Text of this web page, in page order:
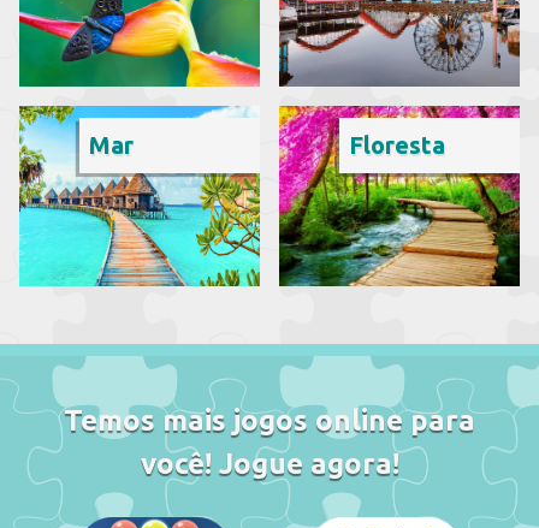
Mar Floresta
Temos mais jogos online para
você! Jogue agora!